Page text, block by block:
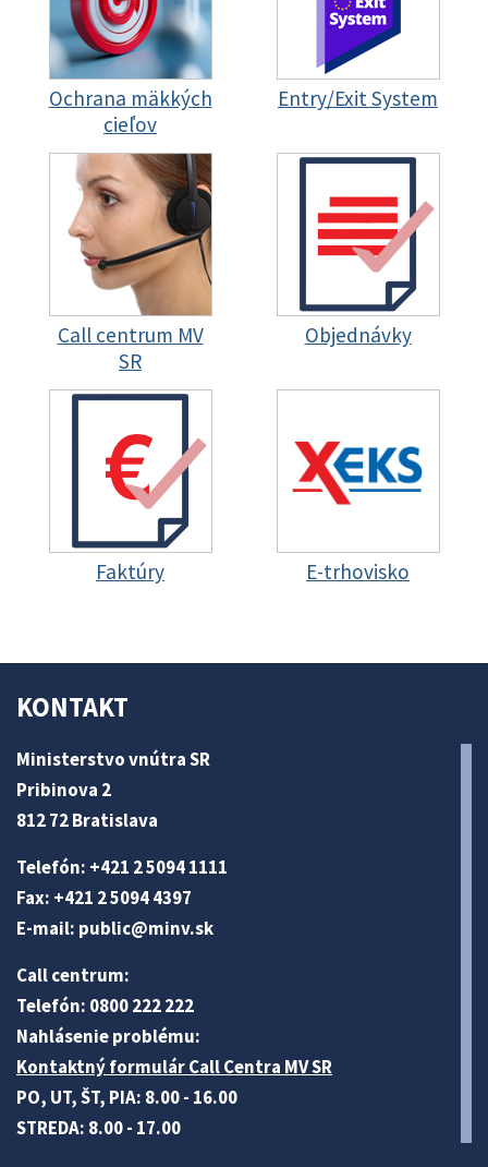
Ochrana mäkkých
cieľov
Entry/Exit System
Call centrum MV
SR
Objednávky
Faktúry E-trhovisko
KONTAKT
Ministerstvo vnútra SR
Pribinova 2
812 72 Bratislava
Telefón: +421 2 5094 1111
Fax: +421 2 5094 4397
E-mail: public@minv.sk
Call centrum:
Telefón: 0800 222 222
Nahlásenie problému:
Kontaktný formulár Call Centra MV SR
PO, UT, ŠT, PIA: 8.00 - 16.00
STREDA: 8.00 - 17.00